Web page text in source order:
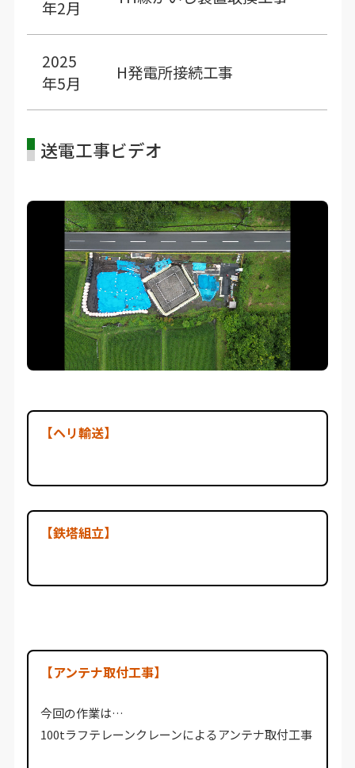
年2月
2025
年5月
H発電所接続工事
送電工事ビデオ
【ヘリ輸送】
【鉄塔組立】
【アンテナ取付工事】
今回の作業は…
100tラフテレーンクレーンによるアンテナ取付工事